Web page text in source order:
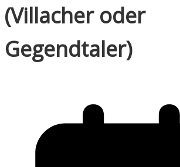
(Villacher oder
Gegendtaler)